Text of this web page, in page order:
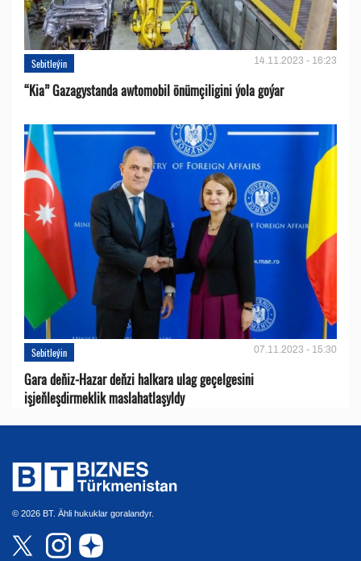
Sebitleýin 14.11.2023 - 16:23
“Kia” Gazagystanda awtomobil önümçiligini ýola goýar
Sebitleýin 07.11.2023 - 15:30
Gara deňiz-Hazar deňzi halkara ulag geçelgesini
işjeňleşdirmeklik maslahatlaşyldy
© 2026 BT. Ähli hukuklar goralandyr.